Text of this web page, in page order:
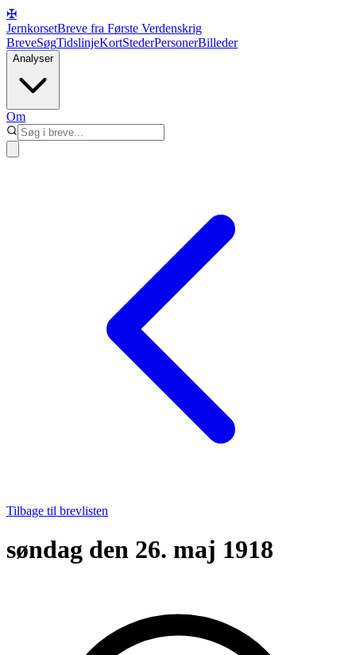
✠
JernkorsetBreve fra Første Verdenskrig
BreveSøgTidslinjeKortStederPersonerBilleder
Analyser
Om
Tilbage til brevlisten
søndag den 26. maj 1918